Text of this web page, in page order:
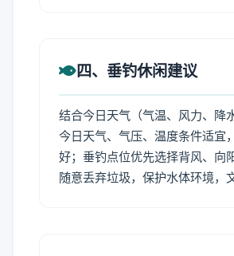
四、垂钓休闲建议
结合今日天气（气温、风力、降
今日天气、气压、温度条件适宜
好；垂钓点位优先选择背风、向
随意丢弃垃圾，保护水体环境，